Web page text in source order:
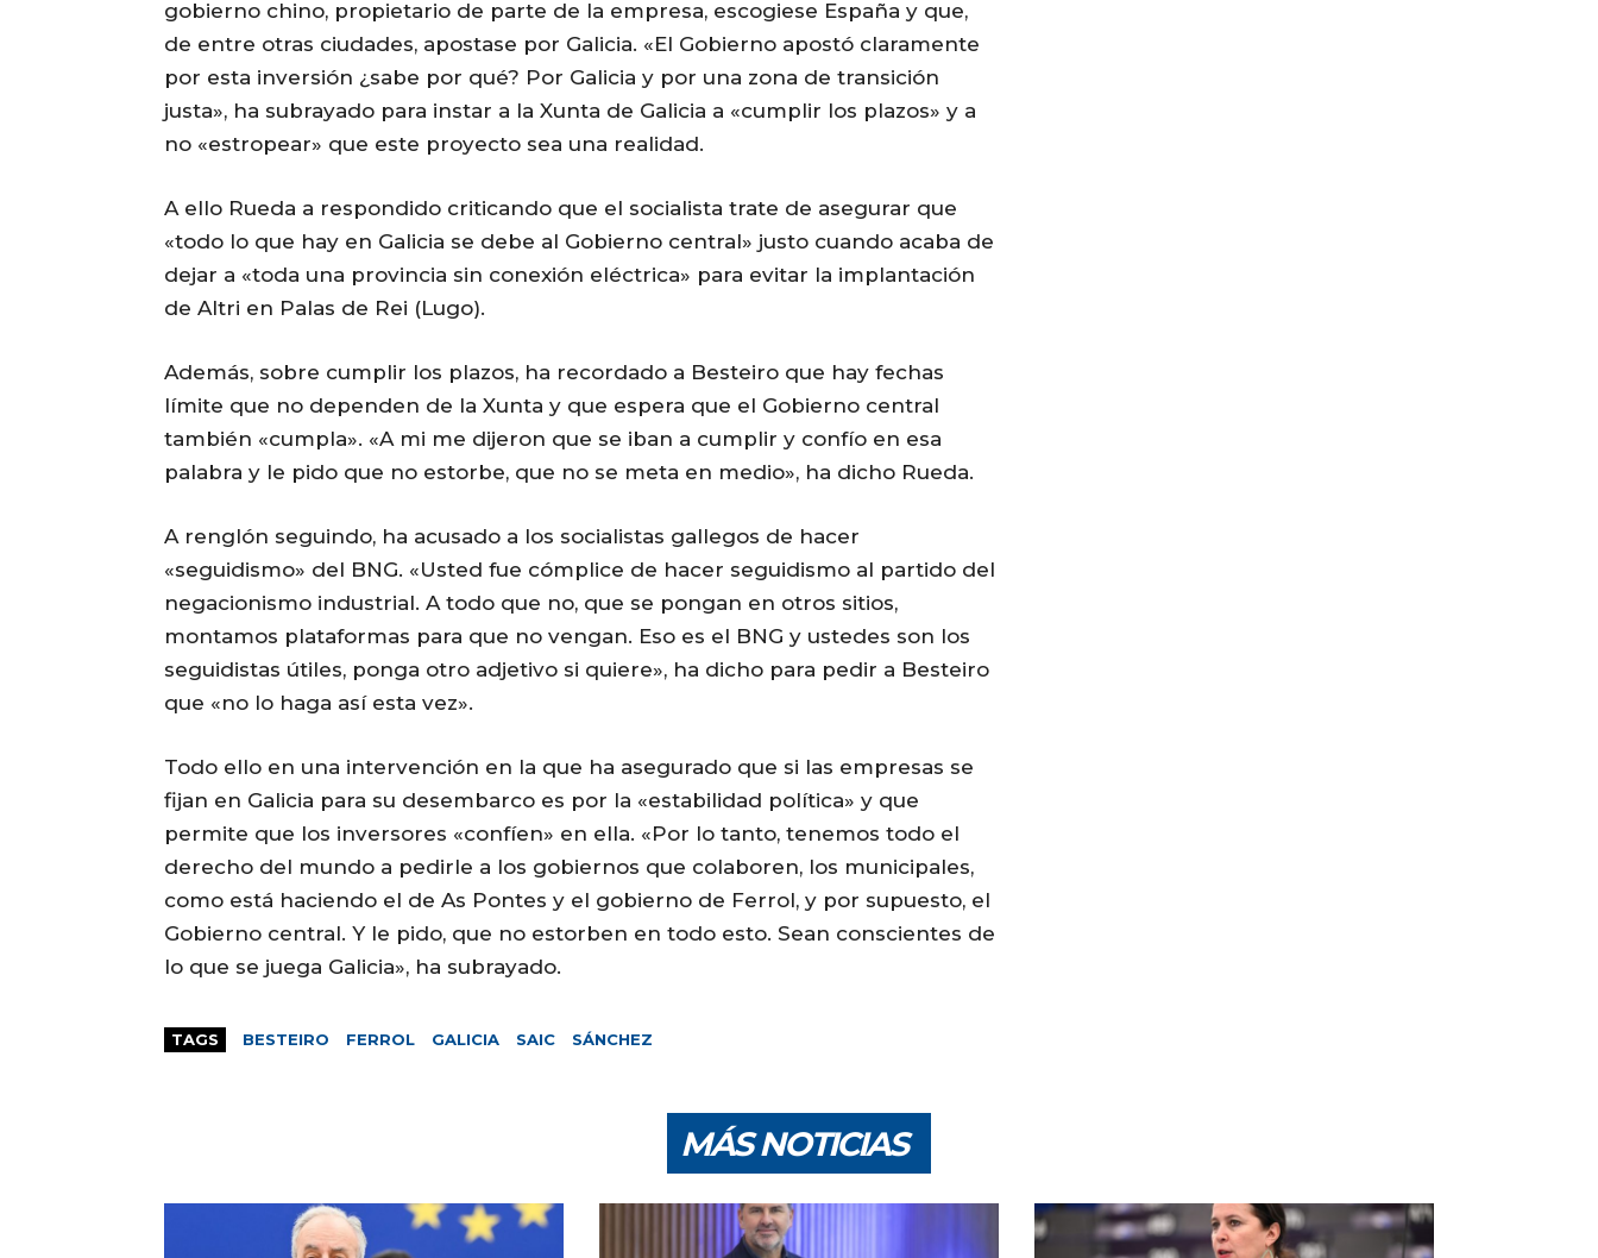
gobierno chino, propietario de parte de la empresa, escogiese España y que,
de entre otras ciudades, apostase por Galicia. «El Gobierno apostó claramente
por esta inversión ¿sabe por qué? Por Galicia y por una zona de transición
justa», ha subrayado para instar a la Xunta de Galicia a «cumplir los plazos» y a
no «estropear» que este proyecto sea una realidad.
A ello Rueda a respondido criticando que el socialista trate de asegurar que
«todo lo que hay en Galicia se debe al Gobierno central» justo cuando acaba de
dejar a «toda una provincia sin conexión eléctrica» para evitar la implantación
de Altri en Palas de Rei (Lugo).
Además, sobre cumplir los plazos, ha recordado a Besteiro que hay fechas
límite que no dependen de la Xunta y que espera que el Gobierno central
también «cumpla». «A mi me dijeron que se iban a cumplir y confío en esa
palabra y le pido que no estorbe, que no se meta en medio», ha dicho Rueda.
A renglón seguindo, ha acusado a los socialistas gallegos de hacer
«seguidismo» del BNG. «Usted fue cómplice de hacer seguidismo al partido del
negacionismo industrial. A todo que no, que se pongan en otros sitios,
montamos plataformas para que no vengan. Eso es el BNG y ustedes son los
seguidistas útiles, ponga otro adjetivo si quiere», ha dicho para pedir a Besteiro
que «no lo haga así esta vez».
Todo ello en una intervención en la que ha asegurado que si las empresas se
fijan en Galicia para su desembarco es por la «estabilidad política» y que
permite que los inversores «confíen» en ella. «Por lo tanto, tenemos todo el
derecho del mundo a pedirle a los gobiernos que colaboren, los municipales,
como está haciendo el de As Pontes y el gobierno de Ferrol, y por supuesto, el
Gobierno central. Y le pido, que no estorben en todo esto. Sean conscientes de
lo que se juega Galicia», ha subrayado.
TAGS BESTEIRO FERROL GALICIA SAIC SÁNCHEZ
MÁS NOTICIAS